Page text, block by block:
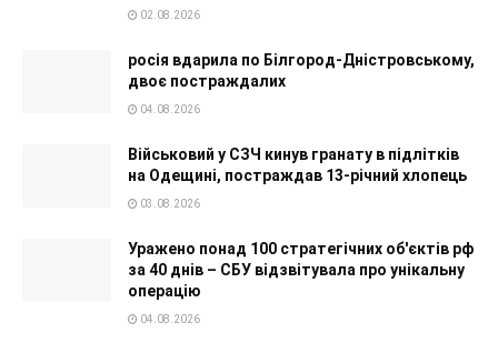
02.08.2026
росія вдарила по Білгород-Дністровському,
двоє постраждалих
04.08.2026
Військовий у СЗЧ кинув гранату в підлітків
на Одещині, постраждав 13-річний хлопець
03.08.2026
Уражено понад 100 стратегічних об'єктів рф
за 40 днів – СБУ відзвітувала про унікальну
операцію
04.08.2026